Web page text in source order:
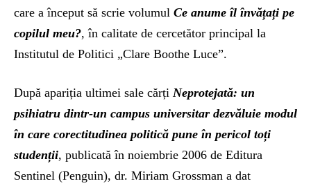
care a început să scrie volumul Ce anume îl învățați pe
copilul meu?, în calitate de cercetător principal la
Institutul de Politici „Clare Boothe Luce”.
După apariția ultimei sale cărți Neprotejată: un
psihiatru dintr-un campus universitar dezvăluie modul
în care corectitudinea politică pune în pericol toți
studenții, publicată în noiembrie 2006 de Editura
Sentinel (Penguin), dr. Miriam Grossman a dat